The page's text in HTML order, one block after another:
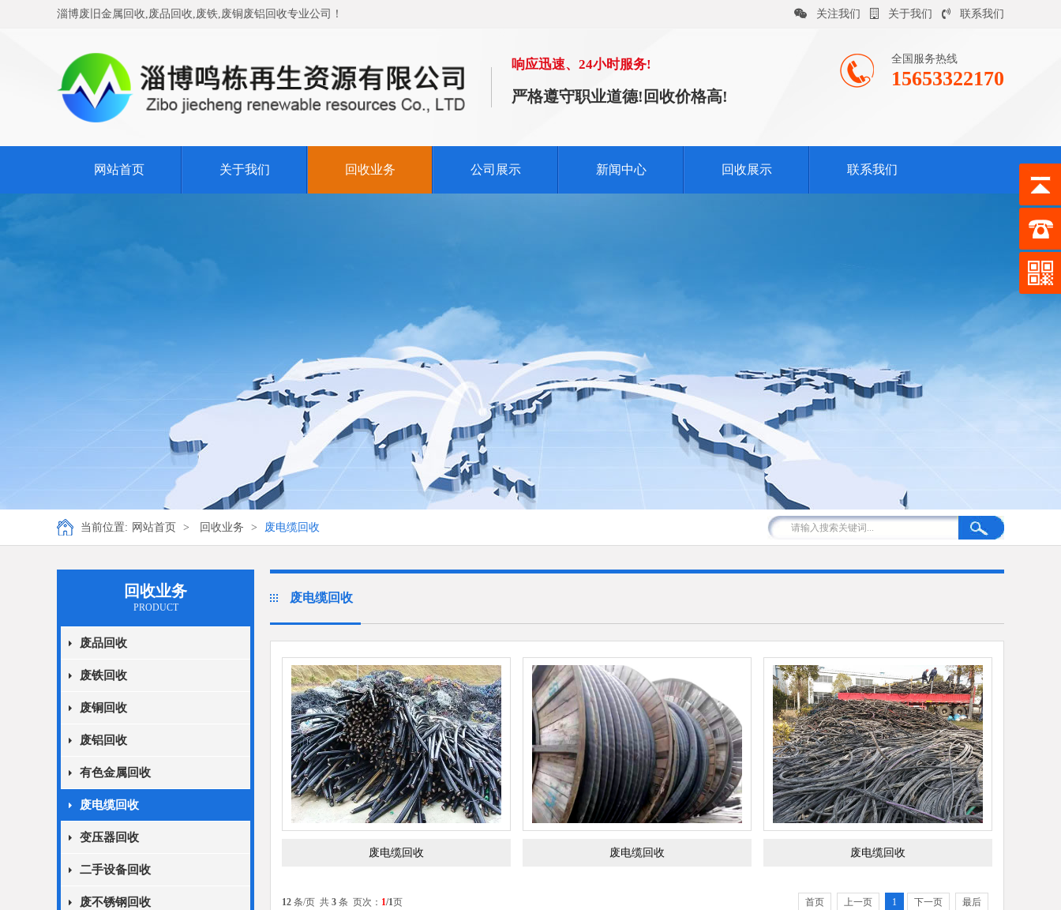
淄博废旧金属回收,废品回收,废铁,废铜废铝回收专业公司！ 关注我们 关于我们 联系我们
全国服务热线
15653322170
响应迅速、24小时服务!
严格遵守职业道德!回收价格高!
网站首页 关于我们 回收业务 公司展示 新闻中心 回收展示 联系我们
当前位置: 网站首页 > 回收业务 > 废电缆回收
回收业务
PRODUCT
废品回收
废铁回收
废铜回收
废铝回收
有色金属回收
废电缆回收
变压器回收
二手设备回收
废不锈钢回收
废电缆回收
废电缆回收 废电缆回收 废电缆回收
12 条/页 共 3 条 页次： 1/1页 首页 上一页 1 下一页 最后